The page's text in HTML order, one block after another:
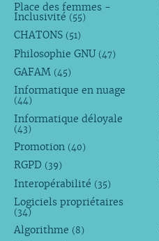
Place des femmes -
Inclusivité (55)
CHATONS (51)
Philosophie GNU (47)
GAFAM (45)
Informatique en nuage
(44)
Informatique déloyale
(43)
Promotion (40)
RGPD (39)
Interopérabilité (35)
Logiciels propriétaires
(34)
Algorithme (8)